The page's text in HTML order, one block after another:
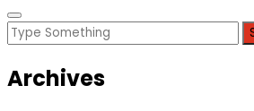
Search
Archives